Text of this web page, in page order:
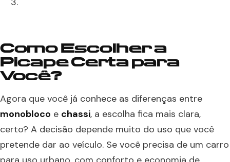
Como Escolher a
Picape Certa para
Você?
Agora que você já conhece as diferenças entre
monobloco e chassi, a escolha fica mais clara,
certo? A decisão depende muito do uso que você
pretende dar ao veículo. Se você precisa de um carro